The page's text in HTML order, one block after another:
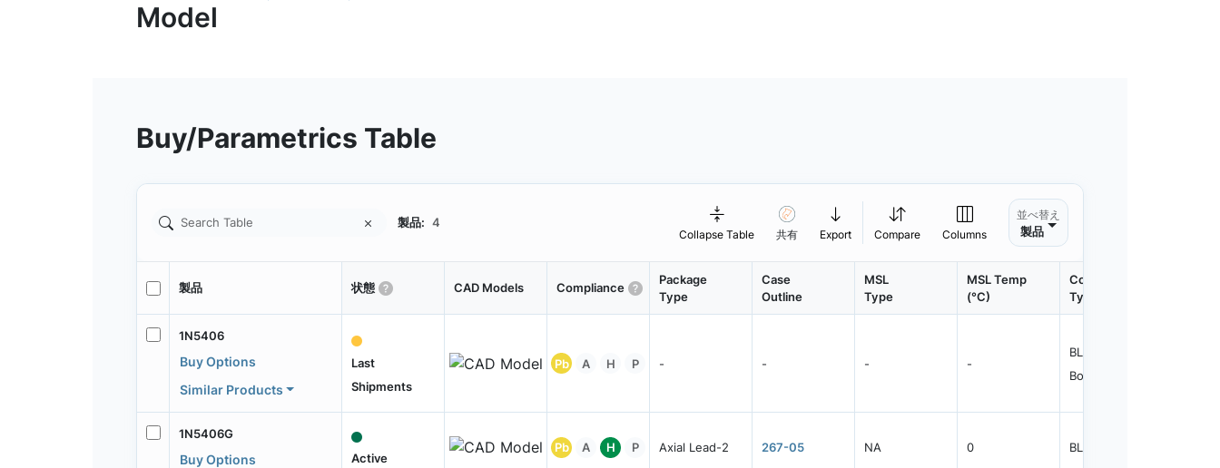
Buy/Parametrics Table
製品: 4
Collapse Table 共有 Export Compare Columns
並べ替え
製品
製品 状態 CAD Models Compliance
Package
Type
Case
Outline
MSL
Type
MSL Temp
(°C)
Container
Type
1N5406
Buy Options
Similar Products
Last
Shipments
Pb A H P - - - -
BLKBX - Bulk
Box
1N5406G
Buy Options Active
Pb A H P Axial Lead-2 267-05 NA 0 BLKBX